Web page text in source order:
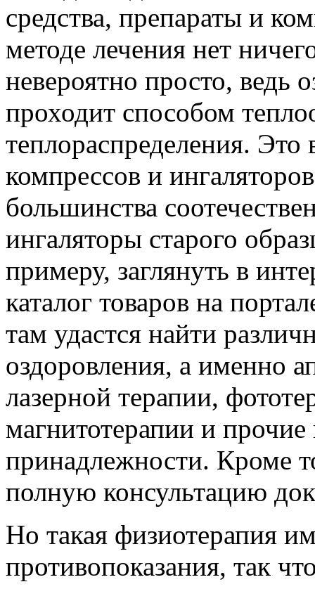
средства, препараты и
методе лечения нет
невероятно просто, ведь
проходит способом
теплораспределения. Это
компрессов и
большинства
ингаляторы старого
примеру, заглянуть в
каталог товаров на
там удастся найти
оздоровления, а именно
лазерной терапии,
магнитотерапии и
принадлежности. Кроме
полную консультацию
Но такая физиотерапия
противопоказания, так